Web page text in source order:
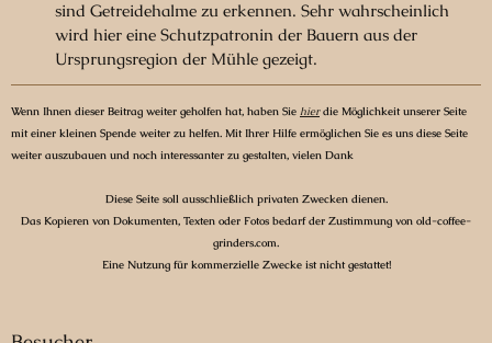
sind Getreidehalme zu erkennen. Sehr wahrscheinlich
wird hier eine Schutzpatronin der Bauern aus der
Ursprungsregion der Mühle gezeigt.
Wenn Ihnen dieser Beitrag weiter geholfen hat, haben Sie hierdie Möglichkeit unserer Seite
mit einer kleinen Spende weiter zu helfen. Mit Ihrer Hilfe ermöglichen Sie es uns diese Seite
weiter auszubauen und noch interessanter zu gestalten, vielen Dank
Diese Seite soll ausschließlich privaten Zwecken dienen.
Das Kopieren von Dokumenten, Texten oder Fotos bedarf der Zustimmung von old-coffee-
grinders.com.
Eine Nutzung für kommerzielle Zwecke ist nicht gestattet!